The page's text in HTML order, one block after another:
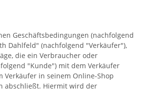
Geschäftsbedingungen (nachfolgend
Dahlfeld" (nachfolgend "Verkäufer"),
die ein Verbraucher oder
"Kunde") mit dem Verkäufer
Verkäufer in seinem Online-Shop
abschließt. Hiermit wird der